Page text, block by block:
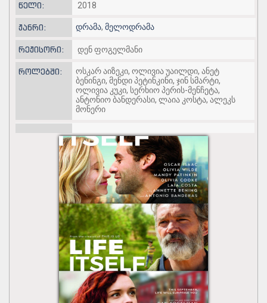
წელი: 2018
ჟანრი: დრამა, მელოდრამა
რეჟისორი: დენ ფოგელმანი
როლებში:
ოსკარ აიზეკი, ოლივია უაილდი, ანეტ
ბენინგი, მენდი პეტინკინი, ჯინ სმარტი,
ოლივია კუკი, სერხიო პერის-მენჩეტა,
ანტონიო ბანდერასი, ლაია კოსტა, ალეკს
მონერი